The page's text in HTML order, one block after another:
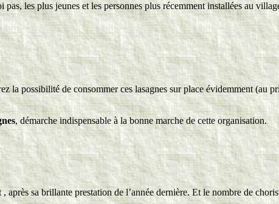
les plus jeunes et les personnes plus récemment installées au
la possibilité de consommer ces lasagnes sur place évidemment (au
, démarche indispensable à la bonne marche de cette organisation.
après sa brillante prestation de l’année dernière. Et le nombre de